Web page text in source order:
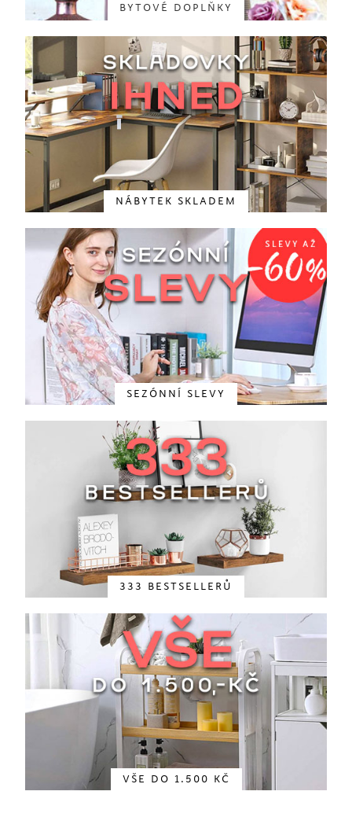
BYTOVÉ DOPLŇKY
NÁBYTEK SKLADEM
SEZÓNNÍ SLEVY
333 BESTSELLERŮ
VŠE DO 1.500 KČ